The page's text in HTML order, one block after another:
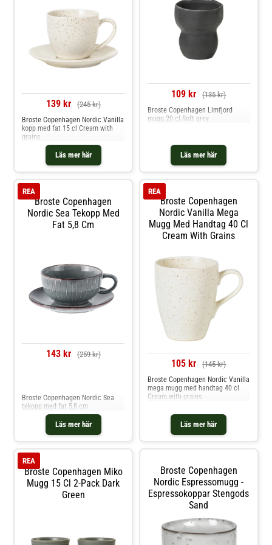
exemplar unik.Skötselråd för
muggen- Tål diskmaskin. Shoppa
Kaffekoppar och mer Muggar &
Koppar hos Royal Design.
139 kr (245 kr)
Läs mer här
Broste Copenhagen Nordic Vanilla
kopp med fat 15 cl Cream with
grains
109 kr (135 kr)
Läs mer här
Broste Copenhagen Limfjord
mugg 20 cl Soft grey
Broste Copenhagen
Nordic Sea Tekopp Med
Fat 5,8 Cm
REA
143 kr (259 kr)
Läs mer här
Broste Copenhagen Nordic Sea
tekopp med fat 5,8 cm
Broste Copenhagen
Nordic Vanilla Mega
Mugg Med Handtag 40 Cl
Cream With Grains
REA
105 kr (145 kr)
Läs mer här
Broste Copenhagen Nordic Vanilla
mega mugg med handtag 40 cl
Cream with grains
Broste Copenhagen Miko
Mugg 15 Cl 2-Pack Dark
Green
REA
Broste Copenhagen
Nordic Espressomugg -
Espressokoppar Stengods
Sand